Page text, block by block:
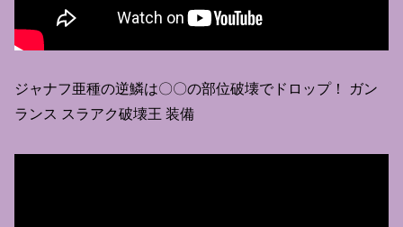
ジャナフ亜種の逆鱗は〇〇の部位破壊でドロップ！ ガン
ランス スラアク破壊王 装備